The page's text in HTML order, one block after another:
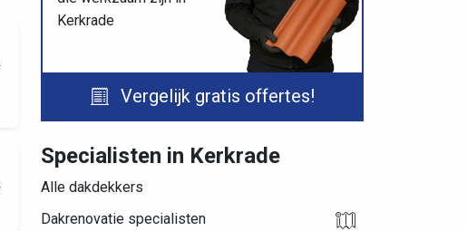
Kerkrade
Vergelijk gratis offertes!
Specialisten in Kerkrade
Alle dakdekkers
Dakrenovatie specialisten